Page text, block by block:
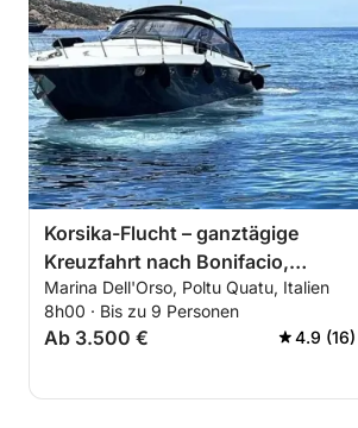
Korsika-Flucht – ganztägige
Kreuzfahrt nach Bonifacio,
Cavallò und Isola Piana
Marina Dell'Orso, Poltu Quatu, Italien
8h00 · Bis zu 9 Personen
Ab 3.500 € 4.9 (16)